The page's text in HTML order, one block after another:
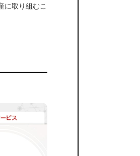
に取り組むこ